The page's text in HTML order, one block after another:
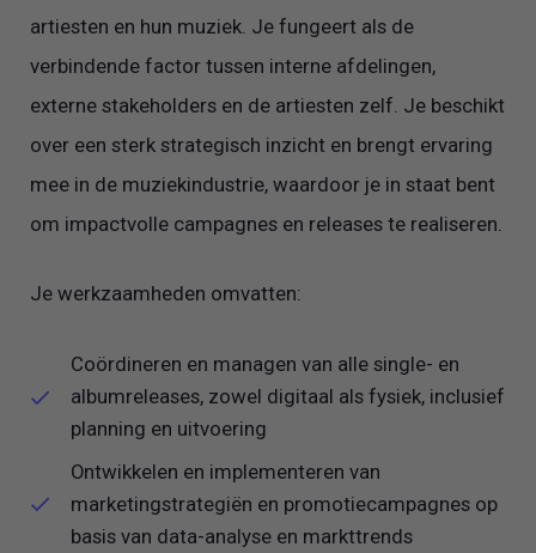
artiesten en hun muziek. Je fungeert als de
verbindende factor tussen interne afdelingen,
externe stakeholders en de artiesten zelf. Je beschikt
over een sterk strategisch inzicht en brengt ervaring
mee in de muziekindustrie, waardoor je in staat bent
om impactvolle campagnes en releases te realiseren.
Je werkzaamheden omvatten:
Coördineren en managen van alle single- en
albumreleases, zowel digitaal als fysiek, inclusief
planning en uitvoering
Ontwikkelen en implementeren van
marketingstrategiën en promotiecampagnes op
basis van data-analyse en markttrends